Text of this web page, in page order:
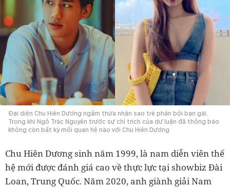
Đại diện Chu Hiên Dương ngầm thừa nhận sao trẻ phản bội bạn gái.
Trong khi Ngô Trác Nguyên trước sự chỉ trích của dư luận đã thông báo
không còn bất kỳ mối quan hệ nào với Chu Hiên Dương
Chu Hiên Dương sinh năm 1999, là nam diễn viên thế
hệ mới được đánh giá cao về thực lực tại showbiz Đài
Loan, Trung Quốc. Năm 2020, anh giành giải Nam